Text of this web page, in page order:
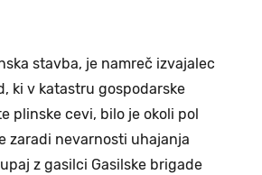
stavba, je namreč izvajalec
ki v katastru gospodarske
plinske cevi, bilo je okoli pol
zaradi nevarnosti uhajanja
z gasilci Gasilske brigade